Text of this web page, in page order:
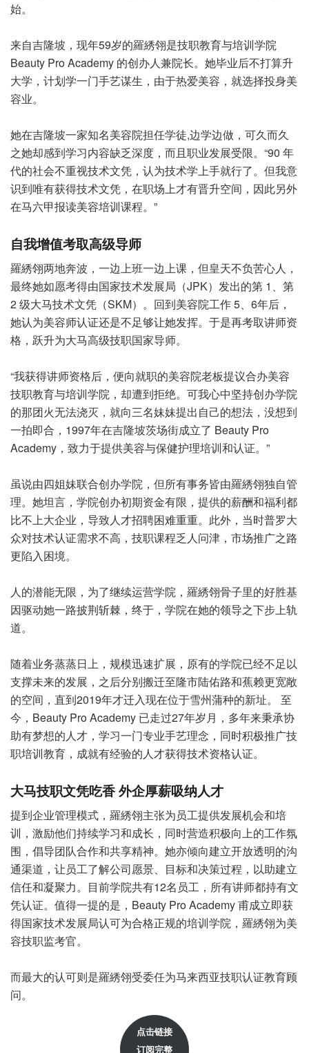
始。
来自吉隆坡，现年59岁的羅綉翎是技职教育与培训学院
Beauty Pro Academy 的创办人兼院长。她毕业后不打算升
大学，计划学一门手艺谋生，由于热爱美容，就选择投身美
容业。
她在吉隆坡一家知名美容院担任学徒,边学边做，可久而久
之她却感到学习内容缺乏深度，而且职业发展受限。“90 年
代的社会不重视技术文凭，认为技术学上手就行了。但我意
识到唯有获得技术文凭，在职场上才有晋升空间，因此另外
在马六甲报读美容培训课程。”
自我增值考取高级导师
羅綉翎两地奔波，一边上班一边上课，但皇天不负苦心人，
最终她如愿考得由国家技术发展局（JPK）发出的第 1、第
2 级大马技术文凭（SKM）。回到美容院工作 5、6年后，
她认为美容师认证还是不足够让她发挥。于是再考取讲师资
格，跃升为大马高级技职国家导师。
“我获得讲师资格后，便向就职的美容院老板提议合办美容
技职教育与培训学院，却遭到拒绝。可我心中坚持创办学院
的那团火无法浇灭，就向三名妹妹提出自己的想法，没想到
一拍即合，1997年在吉隆坡茨场街成立了 Beauty Pro
Academy，致力于提供美容与保健护理培训和认证。”
虽说由四姐妹联合创办学院，但所有事务皆由羅綉翎独自管
理。她坦言，学院创办初期资金有限，提供的薪酬和福利都
比不上大企业，导致人才招聘困难重重。此外，当时普罗大
众对技术认证需求不高，技职课程乏人问津，市场推广之路
更陷入困境。
人的潜能无限，为了继续运营学院，羅綉翎骨子里的好胜基
因驱动她一路披荆斩棘，终于，学院在她的领导之下步上轨
道。
随着业务蒸蒸日上，规模迅速扩展，原有的学院已经不足以
支撑未来的发展，之后分别搬迁至隆市陆佑路和蕉赖更宽敞
的空间，直到2019年才迁入现在位于雪州蒲种的新址。 至
今，Beauty Pro Academy 已走过27年岁月，多年来秉承协
助有梦想的人才，学习一门专业手艺理念，同时积极推广技
职培训教育，成就有经验的人才获得技术资格认证。
大马技职文凭吃香 外企厚薪吸纳人才
提到企业管理模式，羅綉翎主张为员工提供发展机会和培
训，激励他们持续学习和成长，同时营造积极向上的工作氛
围，倡导团队合作和共享精神。她亦倾向建立开放透明的沟
通渠道，让员工了解公司愿景、目标和决策过程，以助建立
信任和凝聚力。目前学院共有12名员工，所有讲师都持有文
凭认证。值得一提的是，Beauty Pro Academy 甫成立即获
得国家技术发展局认可为合格正规的培训学院，羅綉翎为美
容技职监考官。
而最大的认可则是羅綉翎受委任为马来西亚技职认证教育顾
问。
点击链接
订阅完整